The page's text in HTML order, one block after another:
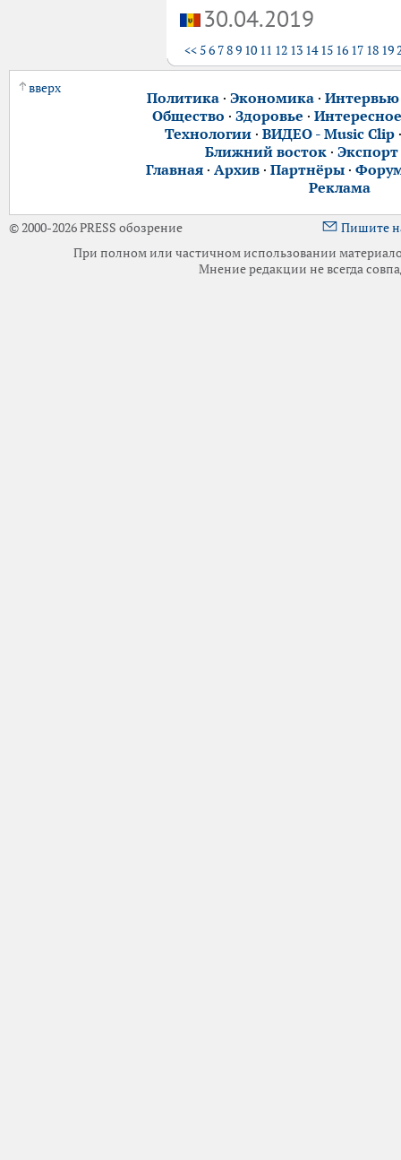
30.04.2019
<< 56 789 10 11 12 13 14 15 16 17 18 19
вверх
Политика· Экономика· Интервью
Общество · Здоровье · Интересное
Технологии· ВИДЕО - Music Clip
Ближний восток ·
Главная· Архив· Партнёры·
Реклама
© 2000-2026 PRESS обозрение
Пишите
При полном или частичном использовании
Мнение редакции не всегда